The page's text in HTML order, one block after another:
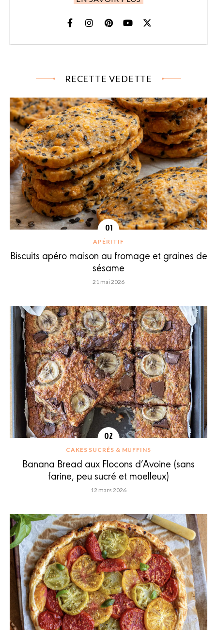
RECETTE VEDETTE
APÉRITIF
Biscuits apéro maison au fromage et graines de
sésame
21 mai 2026
CAKES SUCRÉS & MUFFINS
Banana Bread aux Flocons d’Avoine (sans
farine, peu sucré et moelleux)
12 mars 2026